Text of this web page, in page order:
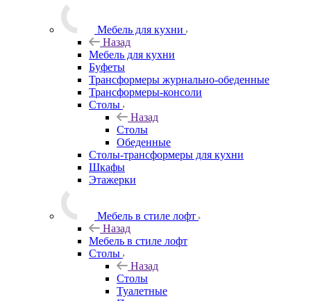
Мебель для кухни
Назад
Мебель для кухни
Буфеты
Трансформеры журнально-обеденные
Трансформеры-консоли
Столы
Назад
Столы
Обеденные
Столы-трансформеры для кухни
Шкафы
Этажерки
Мебель в стиле лофт
Назад
Мебель в стиле лофт
Столы
Назад
Столы
Туалетные